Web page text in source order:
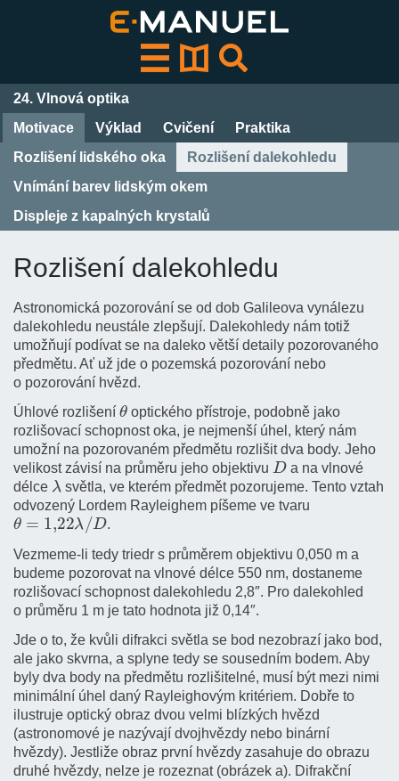
24. Vlnová optika
Motivace
Výklad Cvičení
Praktika
Rozlišení lidského oka
Rozlišení dalekohledu
Vnímání barev lidským okem
Displeje z kapalných krystalů
Rozlišení dalekohledu
Astronomická pozorování se od dob Galileova vynálezu
dalekohledu neustále zlepšují. Dalekohledy nám totiž
umožňují podívat se na daleko větší detaily pozorovaného
předmětu. Ať už jde o pozemská pozorování nebo
o pozorování hvězd.
Úhlové rozlišení
θ
optického přístroje, podobně jako
rozlišovací schopnost oka, je nejmenší úhel, který nám
umožní na pozorovaném předmětu rozlišit dva body. Jeho
velikost závisí na průměru jeho objektivu
D
a na vlnové
délce
λ
světla, ve kterém předmět pozorujeme. Tento vztah
odvozený Lordem Rayleighem píšeme ve tvaru
θ=1,22λ/D
.
Vezmeme-li tedy triedr s průměrem objektivu 0,050 m a
budeme pozorovat na vlnové délce 550 nm, dostaneme
rozlišovací schopnost dalekohledu 2,8″. Pro dalekohled
o průměru 1 m je tato hodnota již 0,14″.
Jde o to, že kvůli difrakci světla se bod nezobrazí jako bod,
ale jako skvrna, a splyne tedy se sousedním bodem. Aby
byly dva body na předmětu rozlišitelné, musí být mezi nimi
minimální úhel daný Rayleighovým kritériem. Dobře to
ilustruje optický obraz dvou velmi blízkých hvězd
(astronomové je nazývají dvojhvězdy nebo binární
hvězdy). Jestliže obraz první hvězdy zasahuje do obrazu
druhé hvězdy, nelze je rozeznat (obrázek a). Difrakční